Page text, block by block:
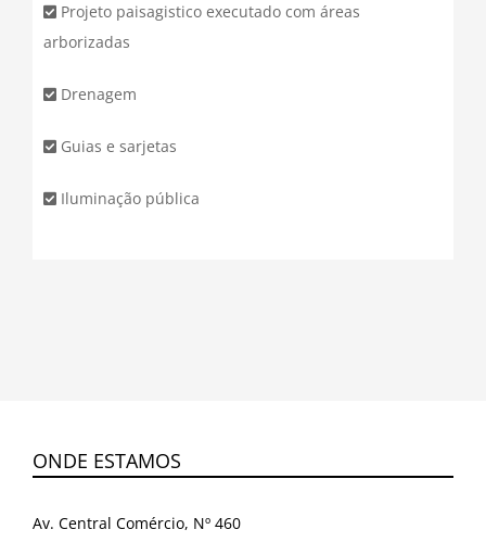
Projeto paisagistico executado com áreas
arborizadas
Drenagem
Guias e sarjetas
Iluminação pública
ONDE ESTAMOS
Av. Central Comércio, Nº 460